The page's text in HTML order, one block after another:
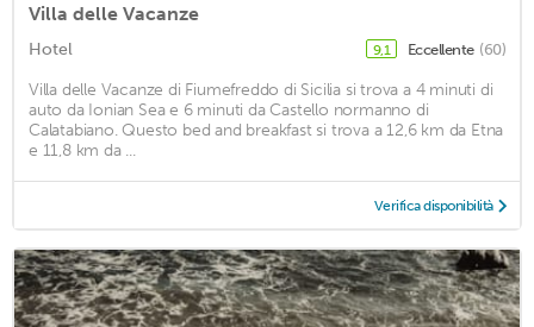
Villa delle Vacanze
Hotel 9,1 Eccellente (60)
Villa delle Vacanze di Fiumefreddo di Sicilia si trova a 4 minuti di
auto da Ionian Sea e 6 minuti da Castello normanno di
Calatabiano. Questo bed and breakfast si trova a 12,6 km da Etna
e 11,8 km da ...
Verifica disponibilità